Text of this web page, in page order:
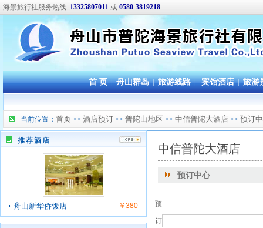
海景旅行社服务热线: 13325807011 或 0580-3819218
首 页 | 舟山群岛 | 旅游线路 | 宾馆酒店 | 旅游
当前位置： 首页 >> 酒店预订 >> 普陀山地区 >> 中信普陀大酒店 >> 预订
推荐酒店
舟山新华侨饭店 ￥380
中信普陀大酒店
预订中心
预
订